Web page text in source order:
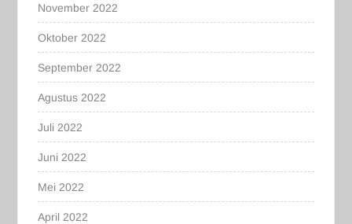
November 2022
Oktober 2022
September 2022
Agustus 2022
Juli 2022
Juni 2022
Mei 2022
April 2022